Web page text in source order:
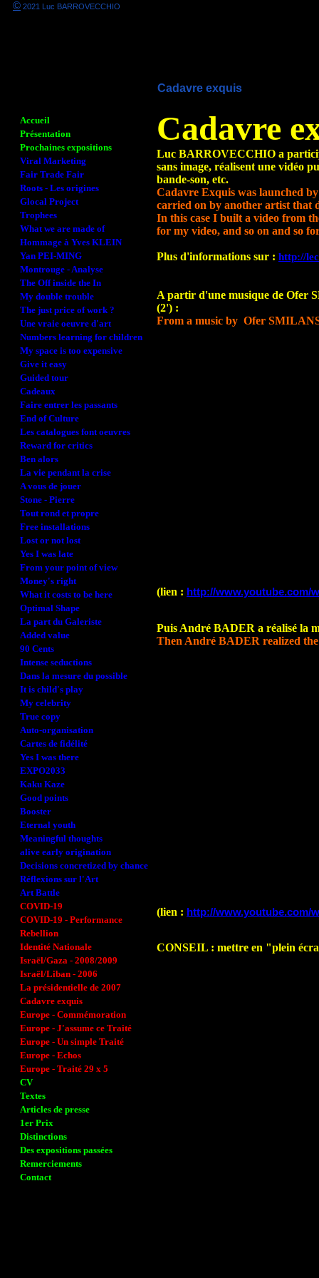
Accueil
Présentation
Prochaines expositions
Viral Marketing
Fair Trade Fair
Roots - Les origines
Glocal Project
Trophees
What we are made of
Hommage à Yves KLEIN
Yan PEI-MING
Montrouge - Analyse
The Off inside the In
My double trouble
The just price of work ?
Une vraie oeuvre d'art
Numbers learning for children
My space is too expensive
Give it easy
Guided tour
Cadeaux
Faire entrer les passants
End of Culture
Les catalogues font oeuvres
Reward for critics
Ben alors
La vie pendant la crise
A vous de jouer
Stone - Pierre
Tout rond et propre
Free installations
Lost or not lost
Yes I was late
From your point of view
Money's right
What it costs to be here
Optimal Shape
La part du Galeriste
Added value
90 Cents
Intense seductions
Dans la mesure du possible
It is child's play
My celebrity
True copy
Auto-organisation
Cartes de fidélité
Yes I was there
EXPO2033
Kaku Kaze
Good points
Booster
Eternal youth
Meaningful thoughts
alive early origination
Decisions concretized by chance
Réflexions sur l'Art
Art Battle
COVID-19
COVID-19 - Performance
Rebellion
Identité Nationale
Israël/Gaza - 2008/2009
Israël/Liban - 2006
La présidentielle de 2007
Cadavre exquis
Europe - Commémoration
Europe - J'assume ce Traité
Europe - Un simple Traité
Europe - Echos
Europe - Traité 29 x 5
CV
Textes
Articles de presse
1er Prix
Distinctions
Des expositions passées
Remerciements
Contact
Cadavre exquis
Cadavre
Luc BARROVECCHIO a
sans image, réalisent une vidéo
bande-son, etc.
Cadavre Exquis was launched
carried on by another artist that
In this case I built a video from
for my video, and so on and so
Plus d'informations sur : http://
A partir d'une musique de Ofer
(2') :
From a music by Ofer
(lien : http://www.youtube.com/
Puis André BADER a réalisé la
Then André BADER realized
(lien : http://www.youtube.com/
CONSEIL : mettre en "plein
© 2021 Luc BARROVECCHIO